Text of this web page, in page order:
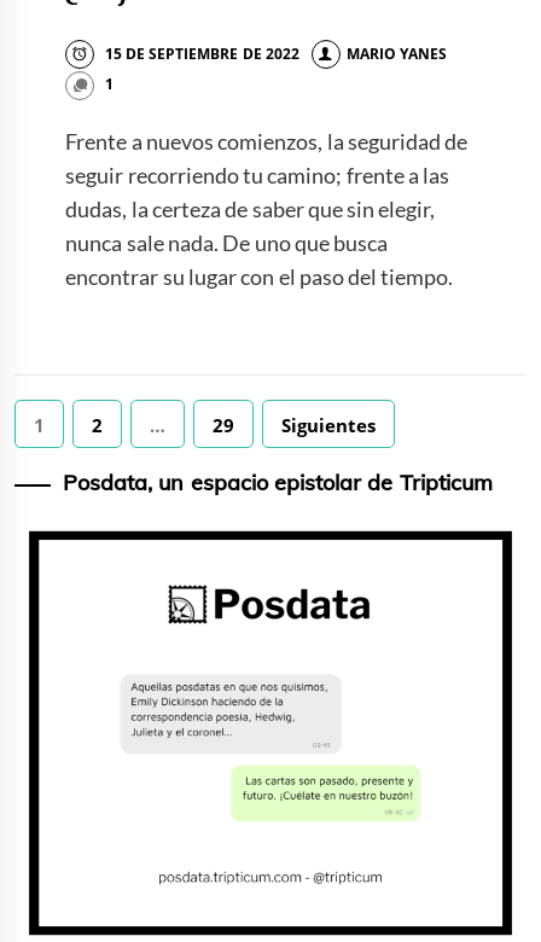
15 DE SEPTIEMBRE DE 2022
MARIO YANES
1
Frente a nuevos comienzos, la seguridad de
seguir recorriendo tu camino; frente a las
dudas, la certeza de saber que sin elegir,
nunca sale nada. De uno que busca
encontrar su lugar con el paso del tiempo.
Paginación
de
entradas
1 2 … 29 Siguientes
Posdata, un espacio epistolar de Tripticum